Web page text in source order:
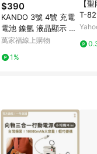
皮系統判斷點
爭議，請務必於
)以上進行申
購物訂單記
往蝦皮商店之品
行LINE
此方案將不列入
$390
KANDO 3號 4號 充電
電池 鎳氫 液晶顯示 四
槽充電器 (C4)
萬家福線上購物
1%
【
T-
孔1
防火)